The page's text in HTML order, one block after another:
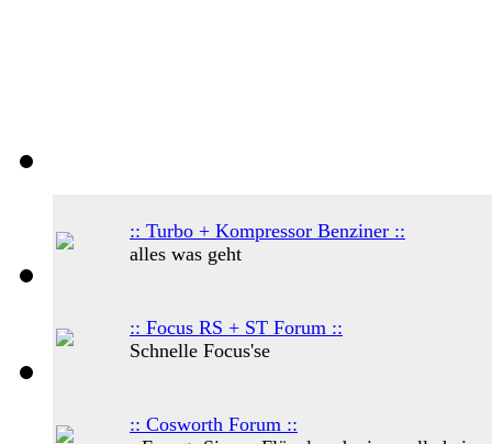
:: Turbo + Kompressor Benziner ::
alles was geht
:: Focus RS + ST Forum ::
Schnelle Focus'se
:: Cosworth Forum ::